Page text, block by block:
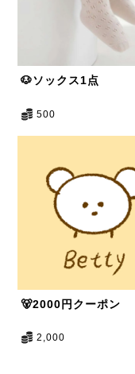
🐶ソックス1点
500
🐻2000円クーポン
2,000